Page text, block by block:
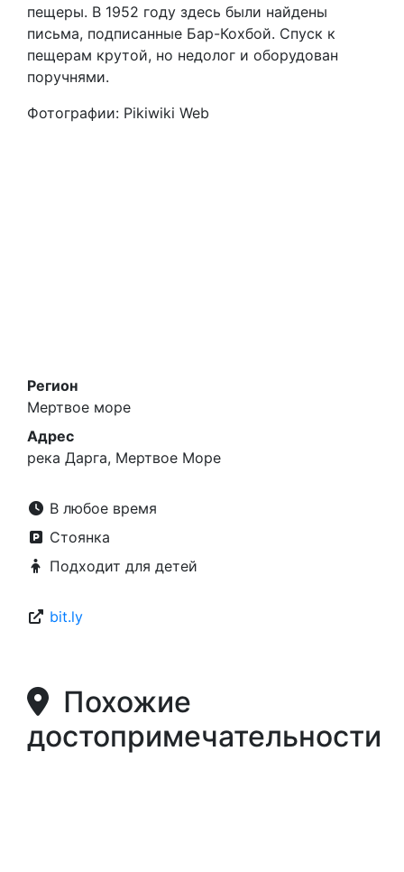
пещеры. В 1952 году здесь были найдены
письма, подписанные Бар-Кохбой. Спуск к
пещерам крутой, но недолог и оборудован
поручнями.
Фотографии: Pikiwiki Web
Регион
Мертвое море
Адрес
река Дарга, Мертвое Море
В любое время
Стоянка
Подходит для детей
bit.ly
Похожие
достопримечательности